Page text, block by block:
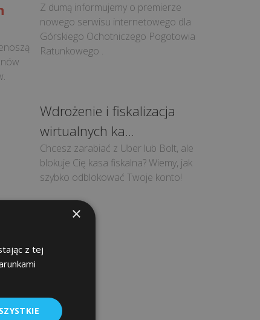
Z dumą informujemy o premierze
nowego serwisu internetowego dla
Górskiego Ochotniczego Pogotowia
Ratunkowego .
Wdrożenie i fiskalizacja
wirtualnych ka...
Chcesz zarabiać z Uber lub Bolt, ale
blokuje Cię kasa fiskalna? Wiemy, jak
szybko odblokować Twoje konto!
×
z tej